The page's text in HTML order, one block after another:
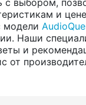
и
модели
Наши
и
от